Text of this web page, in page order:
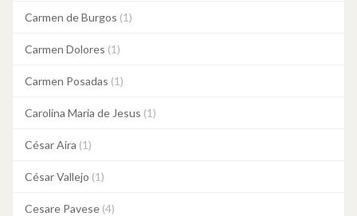
Carmen de Burgos (1)
Carmen Dolores (1)
Carmen Posadas (1)
Carolina Maria de Jesus (1)
César Aira (1)
César Vallejo (1)
Cesare Pavese (4)